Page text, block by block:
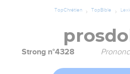
TopChrétien TopBible
Strong n°4328